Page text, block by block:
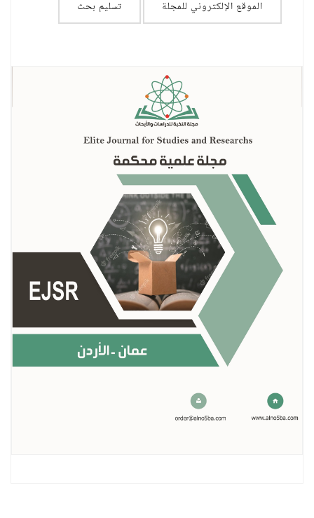
الموقع الإلكتروني للمجلة تسليم بحث